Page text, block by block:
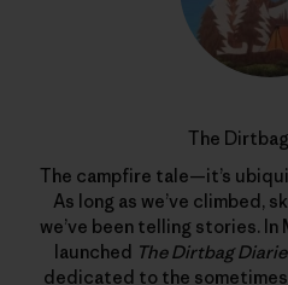
The
The campfire tale—it’s
As long as we’ve climbed,
we’ve been telling stories.
launched The Dirtbag
dedicated to the